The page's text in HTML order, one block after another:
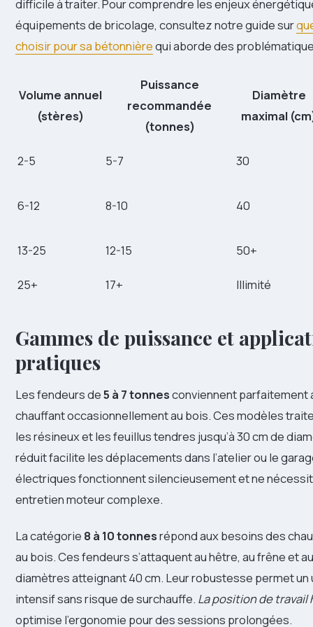
difficile à traiter. Pour comprendre les enjeux
équipements de bricolage, consultez notre guide sur
choisir pour sa bétonnièrequi aborde des
Volume annuel
(stères)
Puissance
recommandée
(tonnes)
Diamètre
maximal
2-5 5-7 30
6-12 8-10 40
13-25 12-15 50+
25+ 17+ Illimité
Gammes de puissance et
pratiques
Les fendeurs de5 à 7 tonnesconviennent parfaitement
chauffant occasionnellement au bois. Ces modèles
les résineux et les feuillus tendres jusqu’à 30 cm de
réduit facilite les déplacements dans l’atelier ou le
électriques fonctionnent silencieusement et ne
entretien moteur complexe.
La catégorie 8 à 10 tonnesrépond aux besoins des
au bois. Ces fendeurs s’attaquent au hêtre, au frêne et
diamètres atteignant 40 cm. Leur robustesse permet un
intensif sans risque de surchauffe. La position de travail
optimise l’ergonomie pour des sessions prolongées.